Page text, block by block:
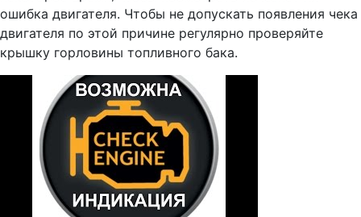
ошибка двигателя. Чтобы не допускать появления чека
двигателя по этой причине регулярно проверяйте
крышку горловины топливного бака.